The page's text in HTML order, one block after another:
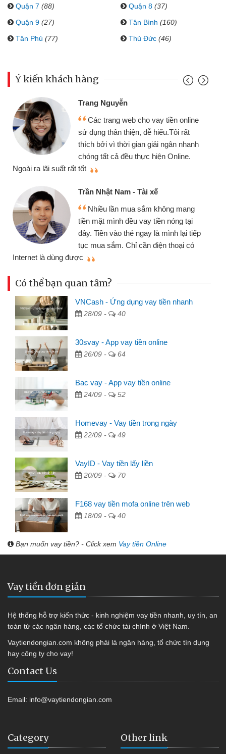
Quận 7 (88) Quận 8 (37)
Quận 9 (27) Tân Bình (160)
Tân Phú (77) Thủ Đức (46)
Ý kiến khách hàng
vay tiền online
hiểu.Tôi rất
ngân nhanh
hiện Online.
không mang
tiền nóng tại
là mình lại tiếp
điện thoại có
Mình cần tiền gấp nên
chiếc xe wave nhưng
gói vay tiền bằng CMND
cần gặp mặt nên rất tiện
thiệu cho bạn bè biết
Cấn Văn Lực - Tạp hóa
nhiều lúc cần vốn nhập
đến website qua bạn bè
đã giải quyết được công
Có thể bạn quan tâm?
VNCash - Ứng dụng vay tiền nhanh
28/09 - 40
30svay - App vay tiền online
26/09 - 64
Bac vay - App vay tiền online
24/09 - 52
Homevay - Vay tiền trong ngày
22/09 - 49
VayID - Vay tiền lấy liền
20/09 - 70
F168 vay tiền mofa online trên web
18/09 - 40
Bạn muốn vay tiền? - Click xem Vay tiền Online
Vay tiền đơn giản
Hệ thống hỗ trợ kiến thức - kinh nghiệm vay tiền nhanh, uy tín, an
toàn từ các ngân hàng, các tổ chức tài chính ở Việt Nam.
Vaytiendongian.com không phải là ngân hàng, tổ chức tín dụng
hay công ty cho vay!
Contact Us
Email: info@vaytiendongian.com
Category Other link